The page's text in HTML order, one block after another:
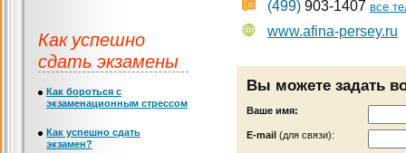
(499) 903-1407 все
www.afina-persey.ru
Вы можете задать
Ваше имя:
Е-mail (для связи):
Как успешно
сдать экзамены
Как бороться с
экзаменационным стрессом
Как успешно сдать
экзамен?